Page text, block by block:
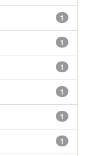
1
1
1
1
1
1